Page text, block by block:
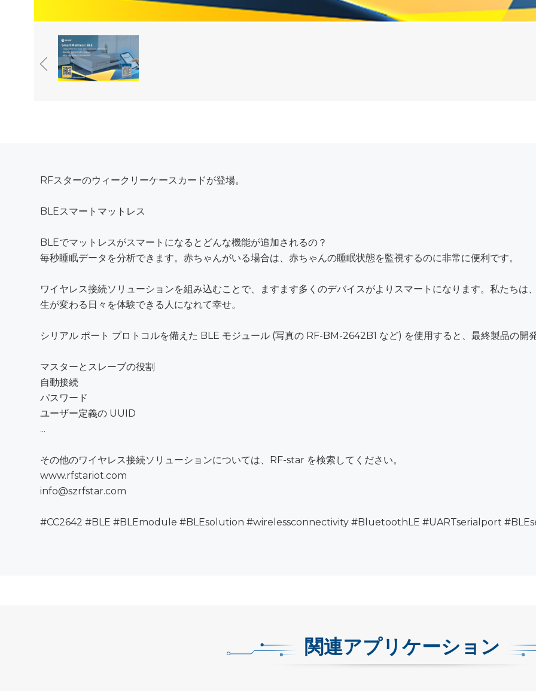
RFスターのウィークリーケースカードが登場。
BLEスマートマットレス
BLEでマットレスがスマートになるとどんな機能が追加されるの？
毎秒睡眠データを分析できます。赤ちゃんがいる場合は、赤ちゃんの睡眠状態を監視するのに非常に便利です。
ワイヤレス接続ソリューションを組み込むことで、ますます多くのデバイスがよりスマートになります。私たち
生が変わる日々を体験できる人になれて幸せ。
シリアル ポート プロトコルを備えた BLE モジュール (写真の RF-BM-2642B1 など) を使用すると、最終製品の開
マスターとスレーブの役割
自動接続
パスワード
ユーザー定義の UUID
...
その他のワイヤレス接続ソリューションについては、RF-star を検索してください。
www.rfstariot.com
info@szrfstar.com
#CC2642 #BLE #BLEmodule #BLEsolution #wirelessconnectivity #BluetoothLE #UARTserialport
関連アプリケーション